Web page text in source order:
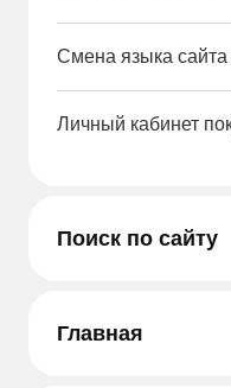
Смена языка
Личный кабинет
Поиск по сайту
Главная